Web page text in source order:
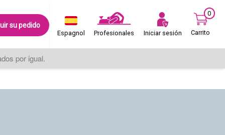
su pedido
Espagnol Profesionales Iniciar sesión
0
Carrito
por igual.